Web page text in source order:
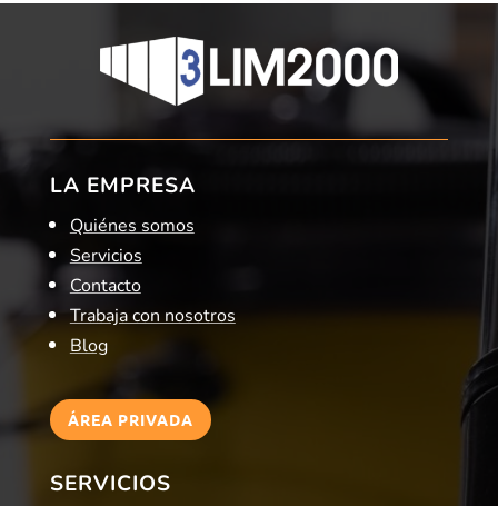
LA EMPRESA
Quiénes somos
Servicios
Contacto
Trabaja con nosotros
Blog
ÁREA PRIVADA
SERVICIOS